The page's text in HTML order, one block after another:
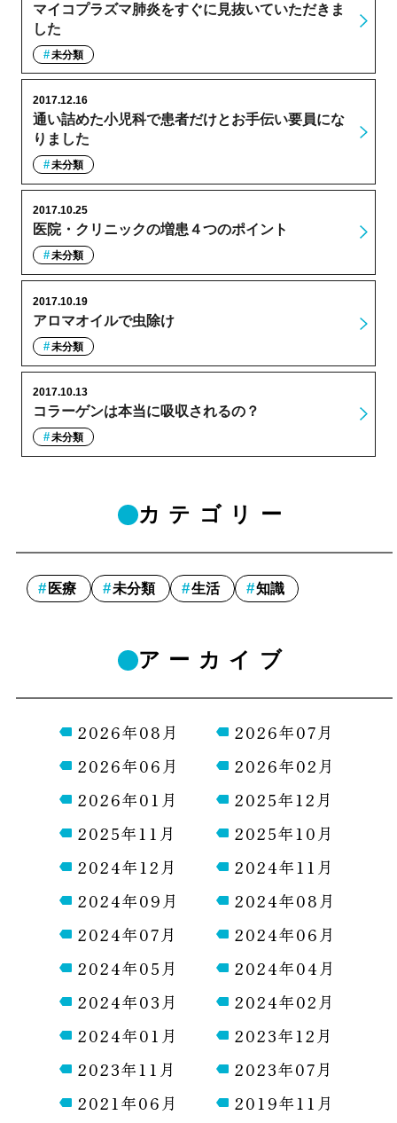
マイコプラズマ肺炎をすぐに見抜いていただきま
した
未分類
通い詰めた小児科で患者だけとお手伝い要員にな
りました
2017.12.16
未分類
医院・クリニックの増患４つのポイント
2017.10.25
未分類
アロマオイルで虫除け
2017.10.19
未分類
コラーゲンは本当に吸収されるの？
2017.10.13
未分類
カテゴリー
医療 未分類 生活 知識
アーカイブ
2026年08月
2026年07月
2026年06月
2026年02月
2026年01月
2025年12月
2025年11月
2025年10月
2024年12月
2024年11月
2024年09月
2024年08月
2024年07月
2024年06月
2024年05月
2024年04月
2024年03月
2024年02月
2024年01月
2023年12月
2023年11月
2023年07月
2021年06月
2019年11月